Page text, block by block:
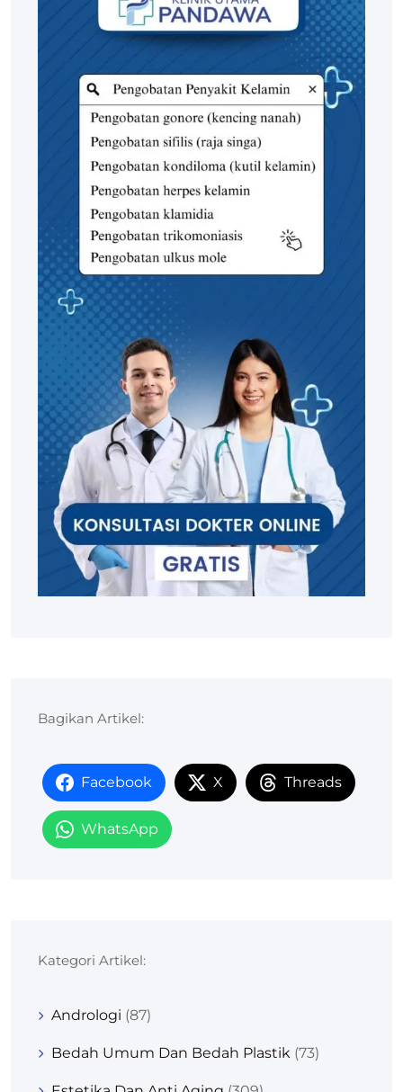
Bagikan Artikel:
Facebook X Threads
WhatsApp
Kategori Artikel:
Andrologi (87)
Bedah Umum Dan Bedah Plastik (73)